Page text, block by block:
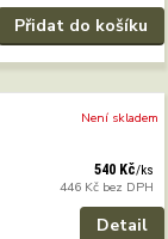
Přidat do košíku
540 Kč/ks
446 Kč bez DPH
Není skladem
Detail